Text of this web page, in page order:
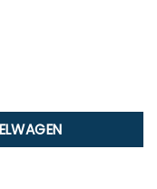
aantal